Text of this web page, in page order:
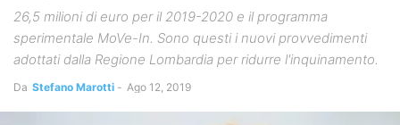
26,5 milioni di euro per il 2019-2020 e il programma
sperimentale MoVe-In. Sono questi i nuovi provvedimenti
adottati dalla Regione Lombardia per ridurre l'inquinamento.
Da Stefano Marotti - Ago 12, 2019